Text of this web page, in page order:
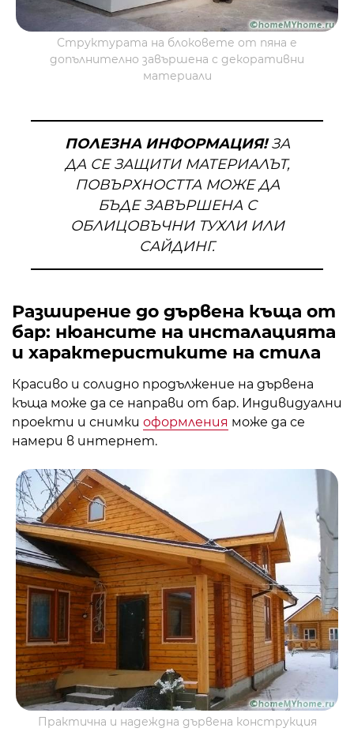
Структурата на блоковете от пяна е
допълнително завършена с декоративни
материали
ПОЛЕЗНА ИНФОРМАЦИЯ!ЗА
ДА СЕ ЗАЩИТИ МАТЕРИАЛЪТ,
ПОВЪРХНОСТТА МОЖЕ ДА
БЪДЕ ЗАВЪРШЕНА С
ОБЛИЦОВЪЧНИ ТУХЛИ ИЛИ
САЙДИНГ.
Разширение до дървена къща от
бар: нюансите на инсталацията
и характеристиките на стила
Красиво и солидно продължение на дървена
къща може да се направи от бар. Индивидуални
проекти и снимки оформления може да се
намери в интернет.
Практична и надеждна дървена конструкция